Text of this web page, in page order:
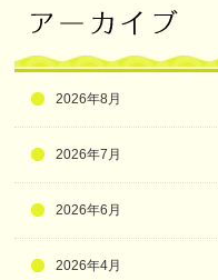
2026年8月
2026年7月
2026年6月
2026年4月